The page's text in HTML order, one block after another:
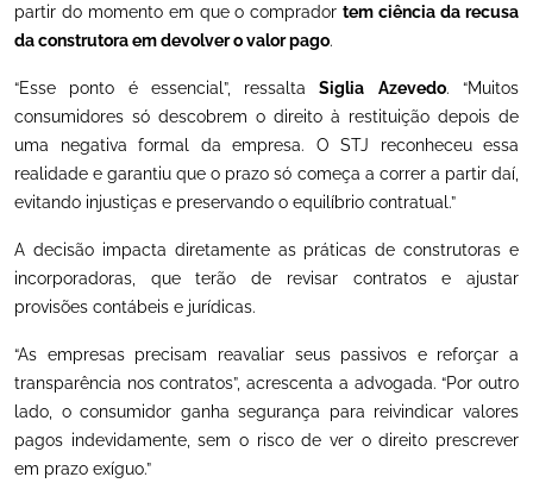
partir do momento em que o compradortem ciência da recusa
da construtora em devolver o valor pago.
“Esse ponto é essencial”, ressaltaSiglia Azevedo. “Muitos
consumidores só descobrem o direito à restituição depois de
uma negativa formal da empresa. O STJ reconheceu essa
realidade e garantiu que o prazo só começa a correr a partir daí,
evitando injustiças e preservando o equilíbrio contratual.”
A decisão impacta diretamente as práticas de construtoras e
incorporadoras, que terão de revisar contratos e ajustar
provisões contábeis e jurídicas.
“As empresas precisam reavaliar seus passivos e reforçar a
transparência nos contratos”, acrescenta a advogada. “Por outro
lado, o consumidor ganha segurança para reivindicar valores
pagos indevidamente, sem o risco de ver o direito prescrever
em prazo exíguo.”